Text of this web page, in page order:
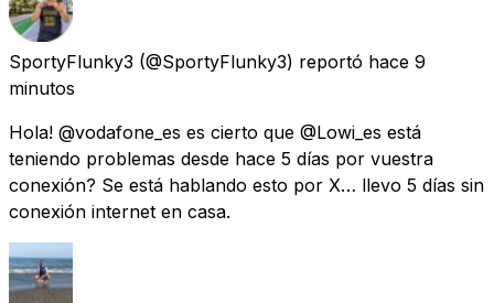
SportyFlunky3 (@SportyFlunky3) reportó hace 9
minutos
Hola! @vodafone_es es cierto que @Lowi_es está
teniendo problemas desde hace 5 días por vuestra
conexión? Se está hablando esto por X… llevo 5 días sin
conexión internet en casa.